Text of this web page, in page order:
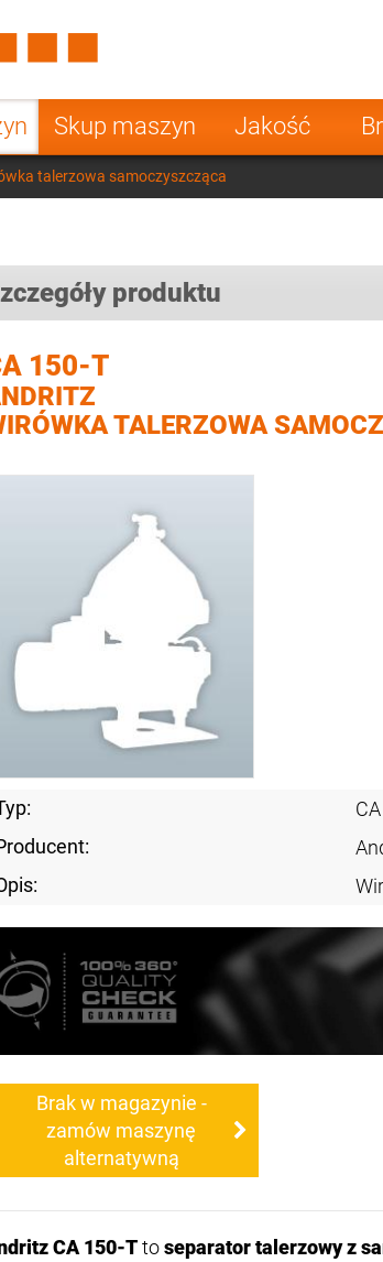
Skup maszyn Jakość
Poland
talerzowa samoczyszcząca
produktu
150-T
TALERZOWA
Brak w magazynie -
zamów maszynę
alternatywną
CA 150-Ttoseparator talerzowy z